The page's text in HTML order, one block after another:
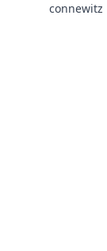
connewitz